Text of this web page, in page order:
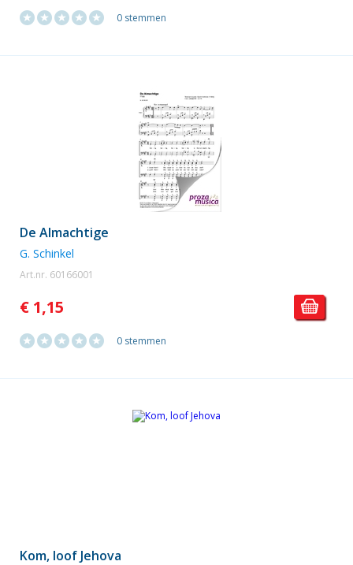
0 stemmen
De Almachtige
G. Schinkel
Art.nr. 60166001
€ 1,15
0 stemmen
Kom, loof Jehova